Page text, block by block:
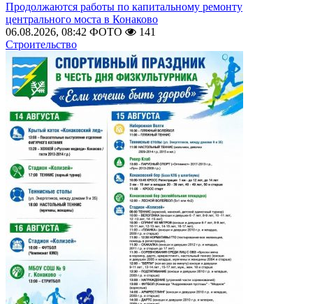
Продолжаются работы по капитальному ремонту
центрального моста в Конаково
06.08.2026, 08:42 ФОТО
141
Строительство